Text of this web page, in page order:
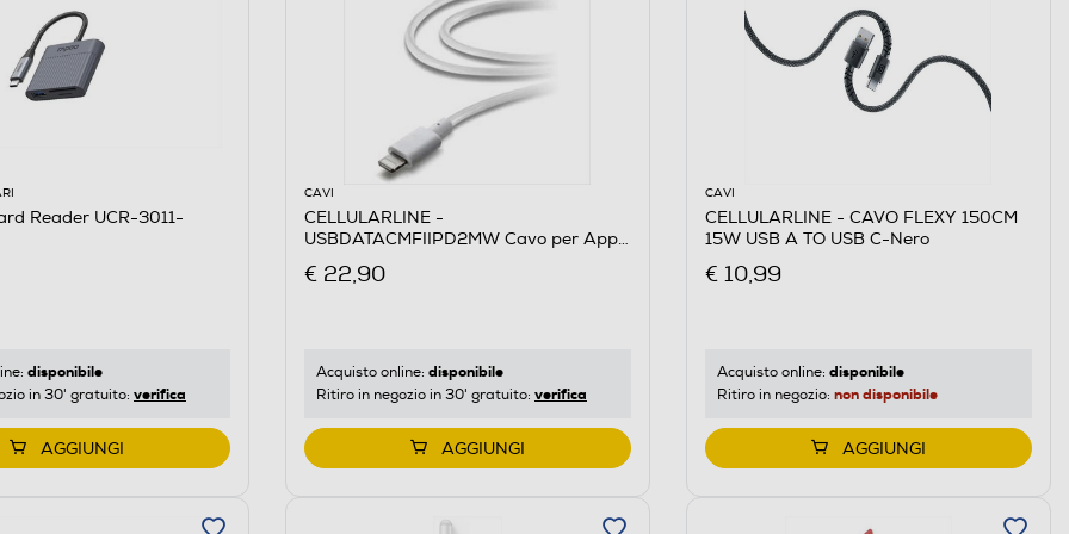
Reader UCR-3011-
disponibile
in 30' gratuito: verifica
AGGIUNGI
CAVI
CELLULARLINE -
USBDATACMFIIPD2MW Cavo per Apple
€ 22,90
Acquisto online: disponibile
Ritiro in negozio in 30' gratuito: verifica
AGGIUNGI
CAVI
CELLULARLINE - CAVO FLEXY 150CM
15W USB A TO USB C-Nero
€ 10,99
Acquisto online: disponibile
Ritiro in negozio: non disponibile
AGGIUNGI